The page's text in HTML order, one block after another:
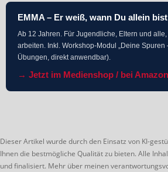
EMMA – Er weiß, wann Du allein bist
Ab 12 Jahren. Für Jugendliche, Eltern und
arbeiten. Inkl. Workshop-Modul „Deine Spuren
Übungen, direkt anwendbar).
→ Jetzt im Medienshop / bei
Dieser Artikel wurde durch den Einsatz von KI-
Ihnen die bestmögliche Qualität zu bieten. Alle
und finalisiert. Mehr über meinen